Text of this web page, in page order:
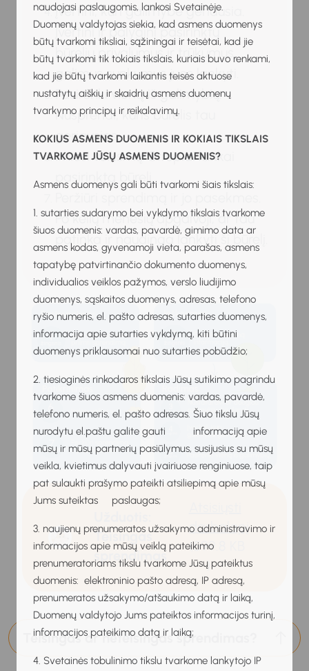
naudojasi paslaugomis, lankosi Svetainėje.
Duomenų valdytojas siekia, kad asmens duomenys
būtų tvarkomi tiksliai, sąžiningai ir teisėtai, kad jie
būtų tvarkomi tik tokiais tikslais, kuriais buvo renkami,
kad jie būtų tvarkomi laikantis teisės aktuose
nustatytų aiškių ir skaidrių asmens duomenų
tvarkymo principų ir reikalavimų.
KOKIUS ASMENS DUOMENIS IR KOKIAIS TIKSLAIS
TVARKOME JŪSŲ ASMENS DUOMENIS?
Asmens duomenys gali būti tvarkomi šiais tikslais:
1. sutarties sudarymo bei vykdymo tikslais tvarkome
šiuos duomenis: vardas, pavardė, gimimo data ar
asmens kodas, gyvenamoji vieta, parašas, asmens
tapatybę patvirtinančio dokumento duomenys,
individualios veiklos pažymos, verslo liudijimo
duomenys, sąskaitos duomenys, adresas, telefono
ryšio numeris, el. pašto adresas, sutarties duomenys,
informacija apie sutarties vykdymą, kiti būtini
duomenys priklausomai nuo sutarties pobūdžio;
2. tiesioginės rinkodaros tikslais Jūsų sutikimo pagrindu
tvarkome šiuos asmens duomenis: vardas, pavardė,
telefono numeris, el. pašto adresas. Šiuo tikslu Jūsų
nurodytu el.paštu galite gauti informaciją apie
mūsų ir mūsų partnerių pasiūlymus, susijusius su mūsų
veikla, kvietimus dalyvauti įvairiuose renginiuose, taip
pat sulaukti prašymo pateikti atsiliepimą apie mūsų
Jums suteiktas paslaugas;
3. naujienų prenumeratos užsakymo administravimo ir
informacijos apie mūsų veiklą pateikimo
prenumeratoriams tikslu tvarkome Jūsų pateiktus
duomenis: elektroninio pašto adresą, IP adresą,
prenumeratos užsakymo/atšaukimo datą ir laiką,
Duomenų valdytojo Jums pateiktos informacijos turinį,
informacijos pateikimo datą ir laiką;
4. Svetainės tobulinimo tikslu tvarkome lankytojo IP
Įvertini, kuri galimybė geriausia.
Įvertini ir palygini pasirinktų
būrelių privalumus ir trūkumus,
galimus sunkumus juos lankyti.
Pasirenki vieną iš galimybių.
Nusprendi, kuris būrelis tau
geriausias.
Imiesi veiksmų. Stropiai lankai
pasirinktą būrelį.
Po kelių mėnesių apgalvoji, ar tau
patinka ir naudinga lankyti šį būrelį.
Teisingas
sprendimas
darbalapį
(599.8 KB
)
Teisingas ar neteisingas sprendimas?